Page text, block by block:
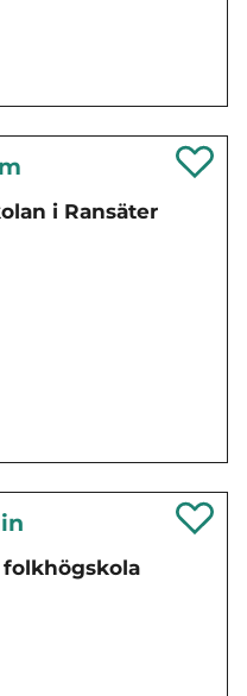
i Ransäter
folkhögskola